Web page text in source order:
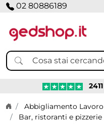
02 80886189
2411
Home page
Abbigliamento Lavoro
Bar, ristoranti e pizzerie